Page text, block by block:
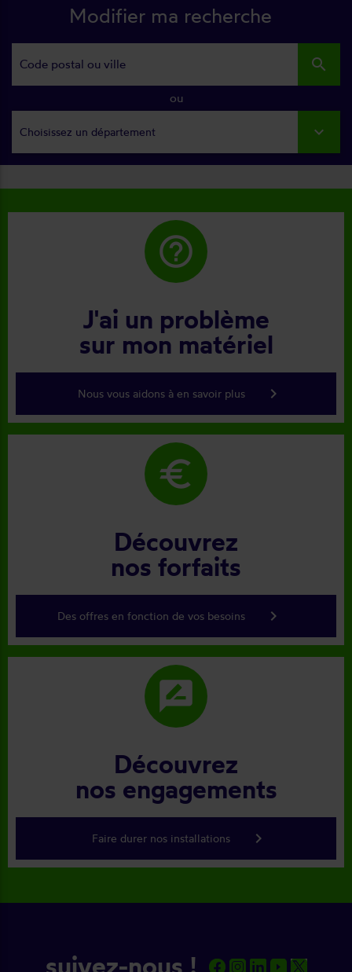
Modifier ma recherche
search
ou
Choisissez un département
help_outline
J'ai un problème
sur mon matériel
Nous vous aidons à en savoir plus keyboard_arrow_right
euro
Découvrez
nos forfaits
Des offres en fonction de vos besoins keyboard_arrow_right
rate_review
Découvrez
nos engagements
Faire durer nos installations keyboard_arrow_right
suivez-nous !